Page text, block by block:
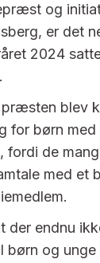
og
er det
2024
blev
for børn med
fordi de
med et
der endnu
børn og